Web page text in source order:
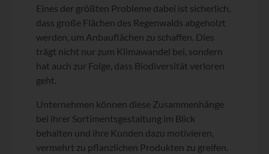
Eines der größten Probleme dabei ist sicherlich,
dass große Flächen des Regenwalds abgeholzt
werden, um Anbauflächen zu schaffen. Dies
trägt nicht nur zum Klimawandel bei, sondern
hat auch zur Folge, dass Biodiversität verloren
geht.
Unternehmen können diese Zusammenhänge
bei ihrer Sortimentsgestaltung im Blick
behalten und ihre Kunden dazu motivieren,
vermehrt zu pflanzlichen Produkten zu greifen.